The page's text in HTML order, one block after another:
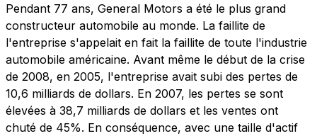
Pendant 77 ans, General Motors a été le plus grand
constructeur automobile au monde. La faillite de
l'entreprise s'appelait en fait la faillite de toute l'industrie
automobile américaine. Avant même le début de la crise
de 2008, en 2005, l'entreprise avait subi des pertes de
10,6 milliards de dollars. En 2007, les pertes se sont
élevées à 38,7 milliards de dollars et les ventes ont
chuté de 45%. En conséquence, avec une taille d'actif